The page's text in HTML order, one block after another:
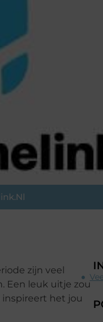
zijn veel
Een leuk uitje zou
inspireert het jou